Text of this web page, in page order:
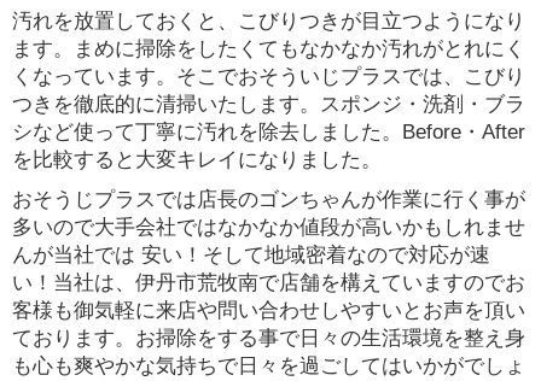
汚れを放置しておくと、こびりつきが目立つようになり
ます。まめに掃除をしたくてもなかなか汚れがとれにく
くなっています。そこでおそういじプラスでは、こびり
つきを徹底的に清掃いたします。スポンジ・洗剤・ブラ
シなど使って丁寧に汚れを除去しました。Before・After
を比較すると大変キレイになりました。
おそうじプラスでは店長のゴンちゃんが作業に行く事が
多いので大手会社ではなかなか値段が高いかもしれませ
んが当社では 安い！そして地域密着なので対応が速
い！当社は、伊丹市荒牧南で店舗を構えていますのでお
客様も御気軽に来店や問い合わせしやすいとお声を頂い
ております。お掃除をする事で日々の生活環境を整え身
も心も爽やかな気持ちで日々を過ごしてはいかがでしょ